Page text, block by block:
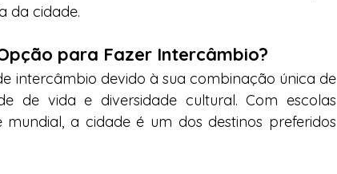
da cidade.
para Fazer Intercâmbio?
intercâmbio devido à sua combinação única de
de vida e diversidade cultural. Com escolas
mundial, a cidade é um dos destinos preferidos